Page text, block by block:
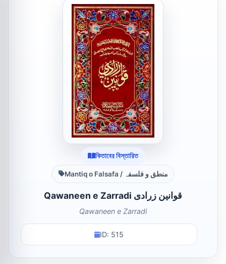
কিতাবের বিস্তারিত
Mantiq o Falsafa / منطق و فلسفہ
Qawaneen e Zarradi قوانین زرادی
Qawaneen e Zarradi
ID: 515